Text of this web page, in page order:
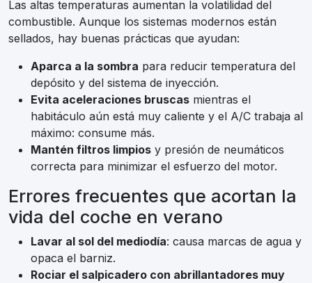
Las altas temperaturas aumentan la volatilidad del
combustible. Aunque los sistemas modernos están
sellados, hay buenas prácticas que ayudan:
Aparca a la sombra para reducir temperatura del
depósito y del sistema de inyección.
Evita aceleraciones bruscas mientras el
habitáculo aún está muy caliente y el A/C trabaja al
máximo: consume más.
Mantén filtros limpios y presión de neumáticos
correcta para minimizar el esfuerzo del motor.
Errores frecuentes que acortan la
vida del coche en verano
Lavar al sol del mediodía: causa marcas de agua y
opaca el barniz.
Rociar el salpicadero con abrillantadores muy